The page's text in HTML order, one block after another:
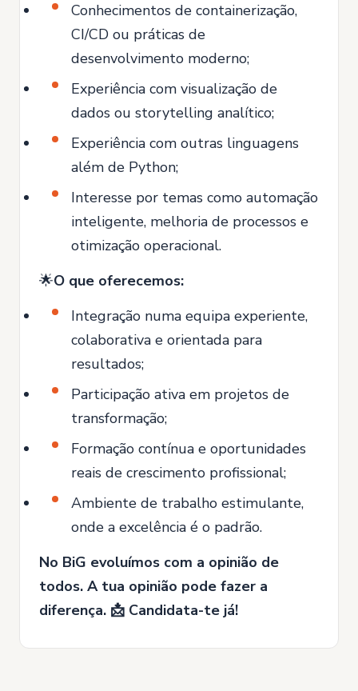
Conhecimentos de containerização,
CI/CD ou práticas de
desenvolvimento moderno;
Experiência com visualização de
dados ou storytelling analítico;
Experiência com outras linguagens
além de Python;
Interesse por temas como automação
inteligente, melhoria de processos e
otimização operacional.
🌟O que oferecemos:
Integração numa equipa experiente,
colaborativa e orientada para
resultados;
Participação ativa em projetos de
transformação;
Formação contínua e oportunidades
reais de crescimento profissional;
Ambiente de trabalho estimulante,
onde a excelência é o padrão.
No BiG evoluímos com a opinião de
todos. A tua opinião pode fazer a
diferença. 📩 Candidata-te já!